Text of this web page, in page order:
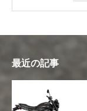
最近の記事